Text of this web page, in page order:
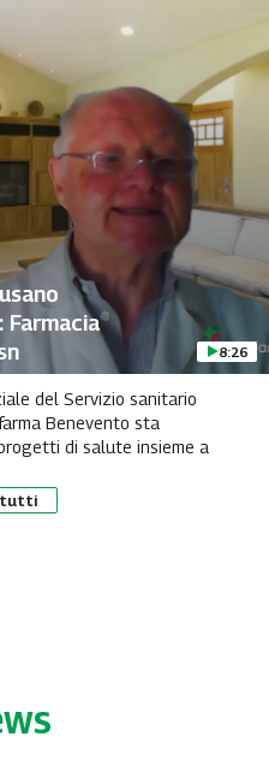
8:26
del Servizio sanitario
Benevento sta
di salute insieme a
tutti